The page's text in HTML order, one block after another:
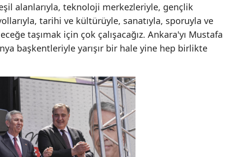
Şırnak
Bartın
Ardahan
Karabük
Kilis
Osmaniye
alanlarıyla, teknoloji merkezleriyle, gençlik
tarihi ve kültürüyle, sanatıyla, sporuyla ve
taşımak için çok çalışacağız. Ankara'yı Mustafa
başkentleriyle yarışır bir hale yine hep birlikte